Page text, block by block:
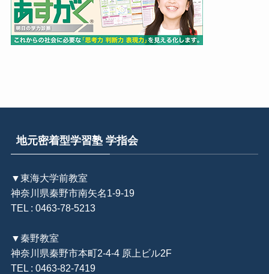
地元密着型学習塾 学指会
▼東海大学前教室
神奈川県秦野市南矢名1-9-19
TEL : 0463-78-5213
▼秦野教室
神奈川県秦野市本町2-4-4 原上ビル2F
TEL : 0463-82-7419